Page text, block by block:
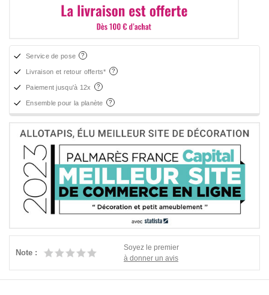
Service de pose
Livraison et retour offerts*
Paiement jusqu'à 12x
Ensemble pour la planète
Note :
Soyez le premier
à donner un avis